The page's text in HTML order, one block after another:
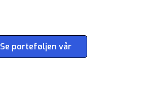
Se porteføljen vår